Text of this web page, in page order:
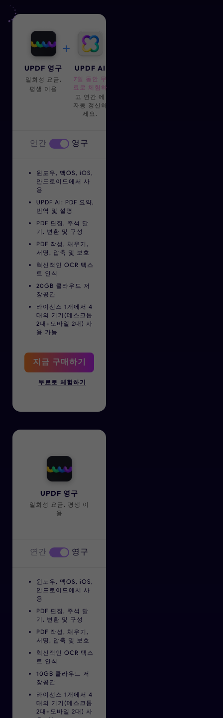
UPDF 영구
일회성 요금,
평생 이용
+
UPDF AI
7일 동안 무
료로 체험하
고 연간 에
자동 갱신하
세요.
연간 영구
윈도우, 맥OS, iOS,
안드로이드에서 사
용
UPDF AI: PDF 요약,
번역 및 설명
PDF 편집, 주석 달
기, 변환 및 구성
PDF 작성, 채우기,
서명, 압축 및 보호
혁신적인 OCR 텍스
트 인식
20GB 클라우드 저
장공간
라이선스 1개에서 4
대의 기기(데스크톱
2대+모바일 2대) 사
용 가능
지금 구매하기
무료로 체험하기
UPDF 영구
일회성 요금, 평생 이
용
연간 영구
윈도우, 맥OS, iOS,
안드로이드에서 사
용
PDF 편집, 주석 달
기, 변환 및 구성
PDF 작성, 채우기,
서명, 압축 및 보호
혁신적인 OCR 텍스
트 인식
10GB 클라우드 저
장공간
라이선스 1개에서 4
대의 기기(데스크톱
2대+모바일 2대) 사